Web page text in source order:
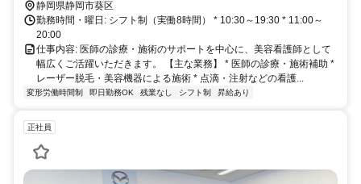
静岡県静岡市葵区
勤務時間・曜日: シフト制（実働8時間） * 10:30～19:30 * 11:00～
20:00
仕事内容: 医師の診療・施術のサポートを中心に、美容看護師として
幅広くご活躍いただきます。 【主な業務】 * 医師の診療・施術補助 *
レーザー脱毛・美容機器による施術 * 点滴・注射などの看護...
変形労働時間制 即日勤務OK 残業なし シフト制 昇給あり
正社員